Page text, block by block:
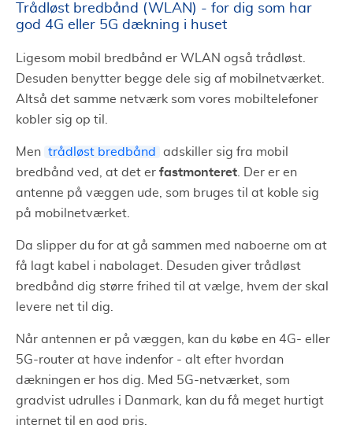
Trådløst bredbånd (WLAN) - for dig som har
god 4G eller 5G dækning i huset
Ligesom mobil bredbånd er WLAN også trådløst.
Desuden benytter begge dele sig af mobilnetværket.
Altså det samme netværk som vores mobiltelefoner
kobler sig op til.
Men trådløst bredbånd
adskiller sig fra mobil
bredbånd ved, at det er fastmonteret . Der er en
antenne på væggen ude, som bruges til at koble sig
på mobilnetværket.
Da slipper du for at gå sammen med naboerne om at
få lagt kabel i nabolaget. Desuden giver trådløst
bredbånd dig større frihed til at vælge, hvem der skal
levere net til dig.
Når antennen er på væggen, kan du købe en 4G- eller
5G-router at have indenfor - alt efter hvordan
dækningen er hos dig. Med 5G-netværket, som
gradvist udrulles i Danmark, kan du få meget hurtigt
internet til en god pris.